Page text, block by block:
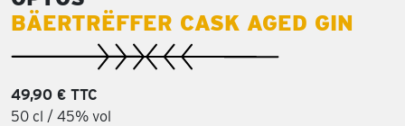
BÄERTRËFFER CASK AGED GIN
49,90 € TTC
50 cl / 45% vol